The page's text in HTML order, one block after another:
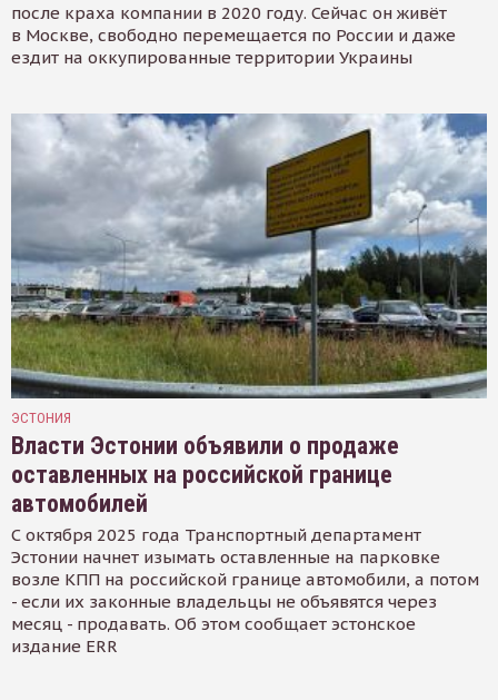
после краха компании в 2020 году. Сейчас он живёт
в Москве, свободно перемещается по России и даже
ездит на оккупированные территории Украины
ЭСТОНИЯ
Власти Эстонии объявили о продаже
оставленных на российской границе
автомобилей
С октября 2025 года Транспортный департамент
Эстонии начнет изымать оставленные на парковке
возле КПП на российской границе автомобили, а потом
- если их законные владельцы не объявятся через
месяц - продавать. Об этом сообщает эстонское
издание ERR